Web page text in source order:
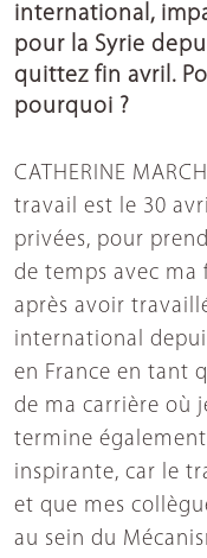
international,
pour la Syrie
quittez fin avril.
pourquoi ?
CATHERINE
travail est le 30
privées, pour
de temps avec ma
après avoir
international
en France en tant
de ma carrière où
termine
inspirante, car le
et que mes
au sein du